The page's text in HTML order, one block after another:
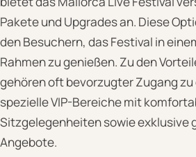
Pakete und Upgrades an. Diese
den Besuchern, das Festival in
Rahmen zu genießen. Zu den
gehören oft bevorzugter Zugang zu
spezielle VIP-Bereiche mit
Sitzgelegenheiten sowie exklusive
Angebote.